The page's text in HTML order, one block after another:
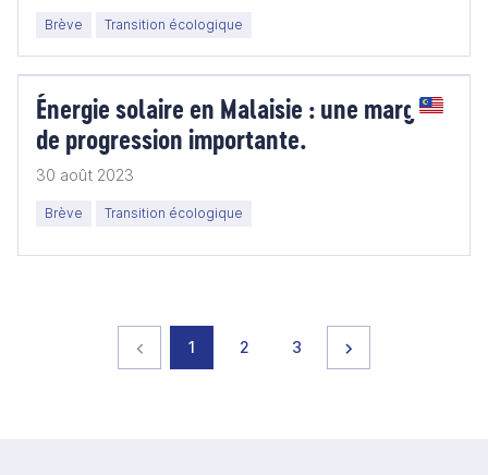
Brève Transition écologique
Énergie solaire en Malaisie : une marge
de progression importante.
30 août 2023
Brève Transition écologique
Page précédente
page
1 page
2 page
3